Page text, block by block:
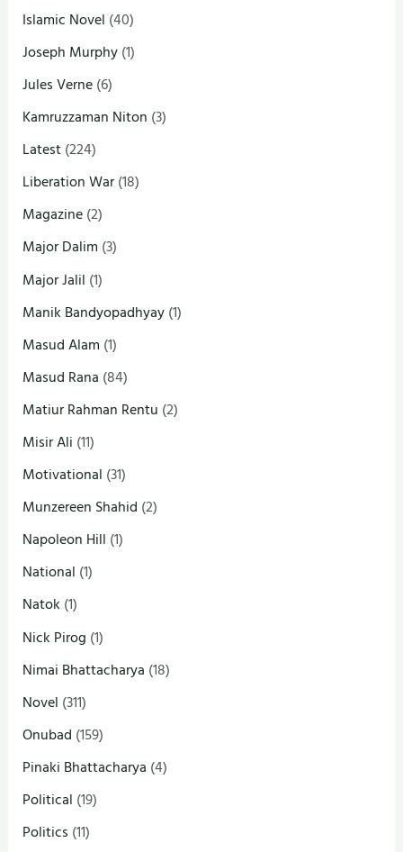
Islamic Novel (40)
Joseph Murphy(1)
Jules Verne(6)
Kamruzzaman Niton (3)
Latest(224)
Liberation War(18)
Magazine(2)
Major Dalim (3)
Major Jalil (1)
Manik Bandyopadhyay(1)
Masud Alam (1)
Masud Rana (84)
Matiur Rahman Rentu (2)
Misir Ali (11)
Motivational (31)
Munzereen Shahid (2)
Napoleon Hill (1)
National (1)
Natok (1)
Nick Pirog (1)
Nimai Bhattacharya (18)
Novel (311)
Onubad (159)
Pinaki Bhattacharya (4)
Political (19)
Politics (11)